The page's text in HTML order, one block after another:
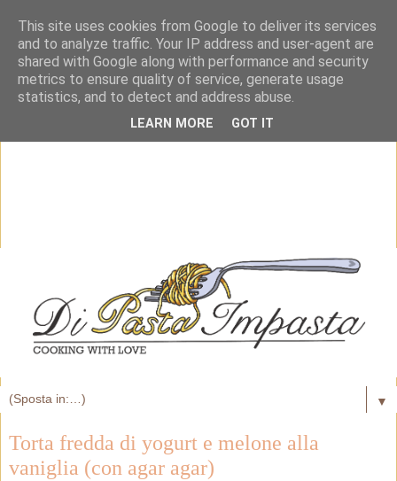
▼
Torta fredda di yogurt e melone alla
vaniglia (con agar agar)
This site uses cookies from Google to deliver its services
and to analyze traffic. Your IP address and user-agent are
shared with Google along with performance and security
metrics to ensure quality of service, generate usage
statistics, and to detect and address abuse.
LEARN MORE GOT IT